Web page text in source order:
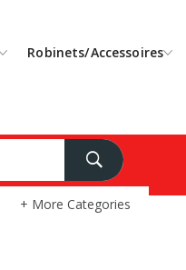
Robinets/Accessoires
+ More Categories